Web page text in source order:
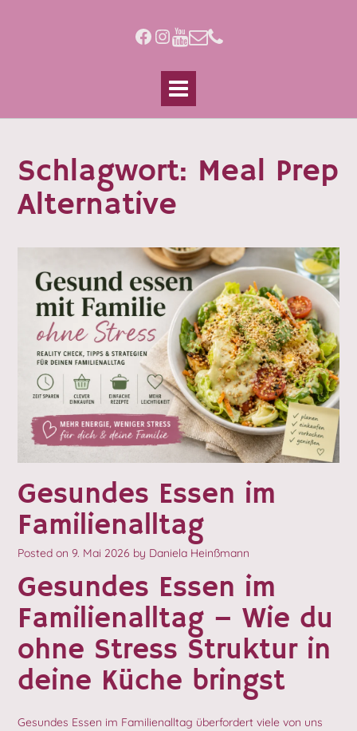
Facebook
Instagram
Schlagwort: Meal Prep
Alternative
Gesundes Essen im
Familienalltag
Posted on 9. Mai 2026 by Daniela Heinßmann
Gesundes Essen im
Familienalltag – Wie du
ohne Stress Struktur in
deine Küche bringst
Gesundes Essen im Familienalltag überfordert viele von uns